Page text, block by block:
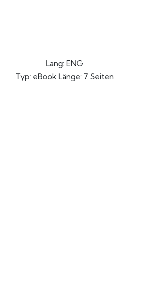
Lang: ENG
Typ: eBook Länge: 7 Seiten